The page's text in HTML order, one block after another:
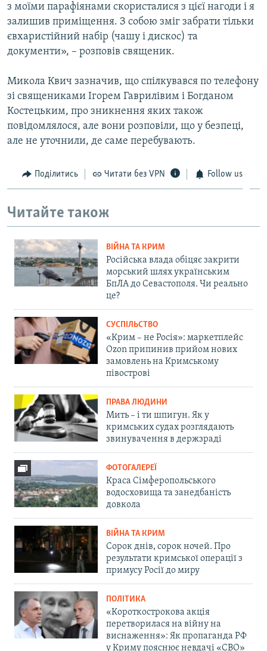
з моїми парафіянами скористалися з цієї нагоди і я
залишив приміщення. З собою зміг забрати тільки
євхаристійний набір (чашу і дискос) та
документи», – розповів священик.
Микола Квич зазначив, що спілкувався по телефону
зі священиками Ігорем Гаврилівим і Богданом
Костецьким, про зникнення яких також
повідомлялося, але вони розповіли, що у безпеці,
але не уточнили, де саме перебувають.
Поділитись Читати без VPN Follow us
Читайте також
ВІЙНА ТА КРИМ
Російська влада обіцяє закрити
морський шлях українським
БпЛА до Севастополя. Чи реально
це?
СУСПІЛЬСТВО
«Крим – не Росія»: маркетплейс
Ozon припинив прийом нових
замовлень на Кримському
півострові
ПРАВА ЛЮДИНИ
Мить – і ти шпигун. Як у
кримських судах розглядають
звинувачення в держзраді
ФОТОГАЛЕРЕЇ
Краса Сімферопольського
водосховища та занедбаність
довкола
ВІЙНА ТА КРИМ
Сорок днів, сорок ночей. Про
результати кримської операції з
примусу Росії до миру
ПОЛІТИКА
«Короткострокова акція
перетворилася на війну на
виснаження»: Як пропаганда РФ
у Криму пояснює невдачі «СВО»